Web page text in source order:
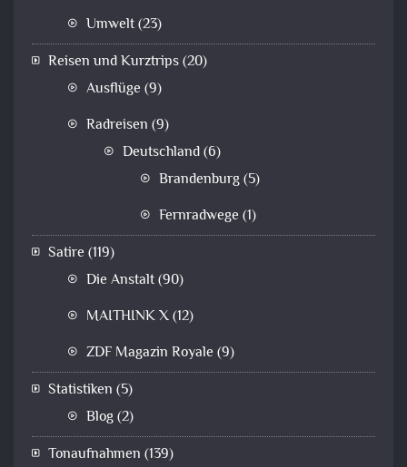
Umwelt(23)
Reisen und Kurztrips(20)
Ausflüge (9)
Radreisen (9)
Deutschland(6)
Brandenburg(5)
Fernradwege (1)
Satire (119)
Die Anstalt(90)
MAITHINK X(12)
ZDF Magazin Royale (9)
Statistiken (5)
Blog(2)
Tonaufnahmen (139)